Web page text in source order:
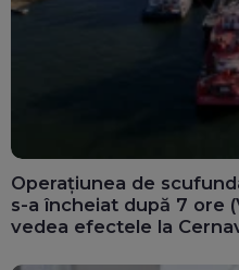
Operațiunea de
s-a încheiat după 7 ore
vedea efectele la